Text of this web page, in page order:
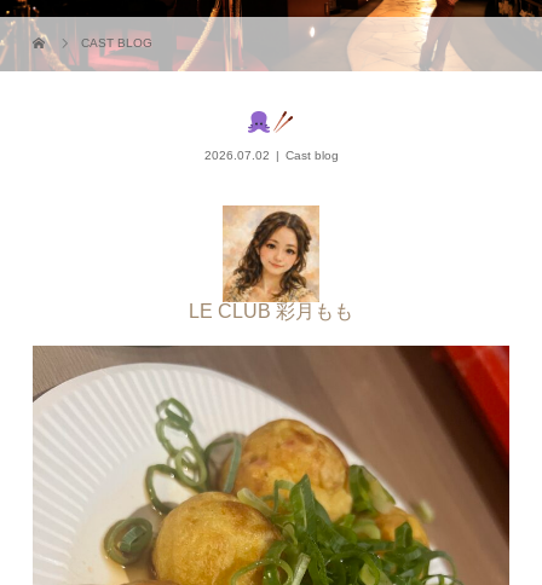
CAST BLOG
2026.07.02 Cast blog
LE CLUB 彩月もも